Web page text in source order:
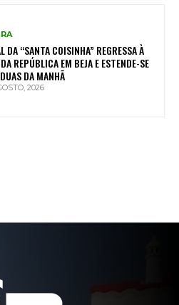
DA “SANTA COISINHA” REGRESSA À
REPÚBLICA EM BEJA E ESTENDE-SE
DA MANHÃ
2026